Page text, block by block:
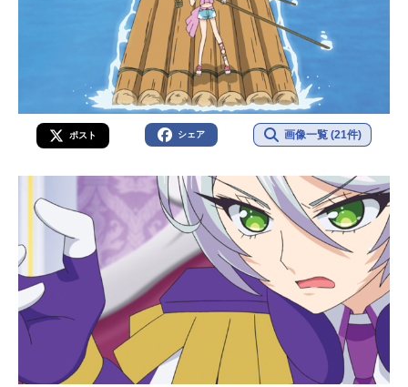
ポスト シェア 画像一覧 (21件)